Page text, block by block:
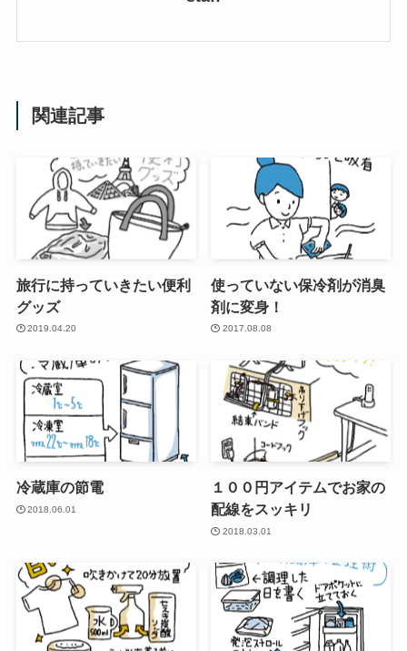
関連記事
旅行に持っていきたい便利
グッズ
2019.04.20
使っていない保冷剤が消臭
剤に変身！
2017.08.08
冷蔵庫の節電
2018.06.01
１００円アイテムでお家の
配線をスッキリ
2018.03.01